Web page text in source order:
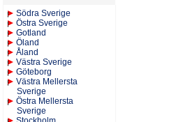
Södra Sverige
Östra Sverige
Gotland
Öland
Åland
Västra Sverige
Göteborg
Västra Mellersta
Sverige
Östra Mellersta
Sverige